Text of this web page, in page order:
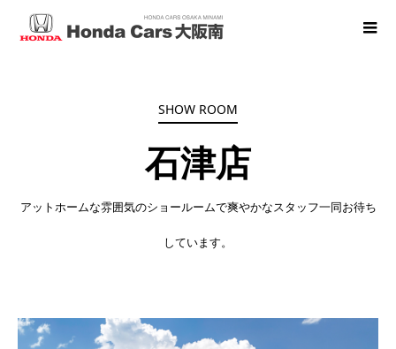
SHOW ROOM
石津店
アットホームな雰囲気のショールームで爽やかなスタッフ一同お待ち
しています。